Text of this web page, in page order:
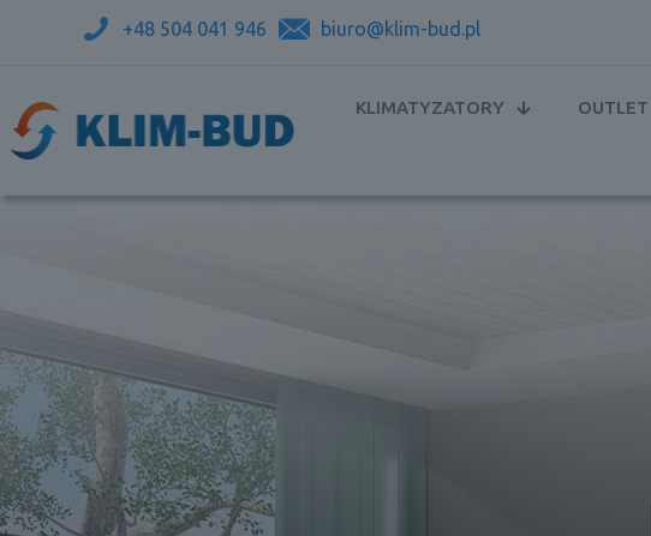
+48 504 041 946 biuro@klim-bud.pl
KLIMATYZATORY OUTLET